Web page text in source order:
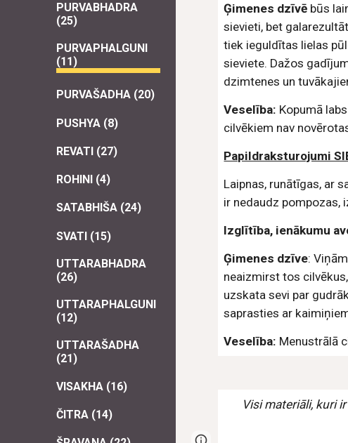
PURVABHADRA
(25)
PURVAPHALGUNI
(11)
PURVAŠADHA (20)
PUSHYA (8)
REVATI (27)
ROHINI (4)
SATABHIŠA (24)
SVATI (15)
UTTARABHADRA
(26)
UTTARAPHALGUNI
(12)
UTTARAŠADHA
(21)
VISAKHA (16)
ČITRA (14)
Ģimenes dzīvē būs
sievieti, bet
tiek ieguldītas lielas
sieviete. Dažos
dzimtenes un
Veselība: Kopumā
cilvēkiem nav
Papildraksturojumi
Laipnas, runātīgas, ar
ir nedaudz pompozas,
Izglītība, ienākumu
Ģimenes dzīve:
neaizmirst tos
uzskata sevi par
saprasties ar
Veselība: Menustrālā
Visi materiāli, kuri